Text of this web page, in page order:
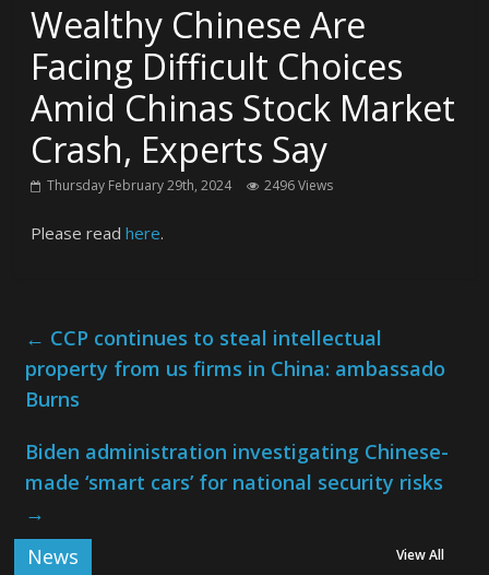
Wealthy Chinese Are
Facing Difficult Choices
Amid Chinas Stock Market
Crash, Experts Say
Thursday February 29th, 2024 2496 Views
Please readhere.
← CCP continues to steal intellectual
property from us firms in China: ambassado
Burns
Biden administration investigating Chinese-
made ‘smart cars’ for national security risks
→
News
View All